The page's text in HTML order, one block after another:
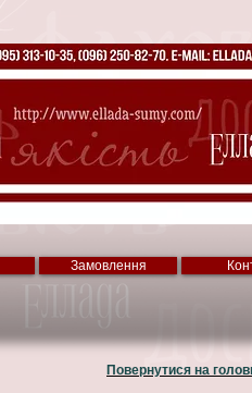
Замовлення
Повернутися на